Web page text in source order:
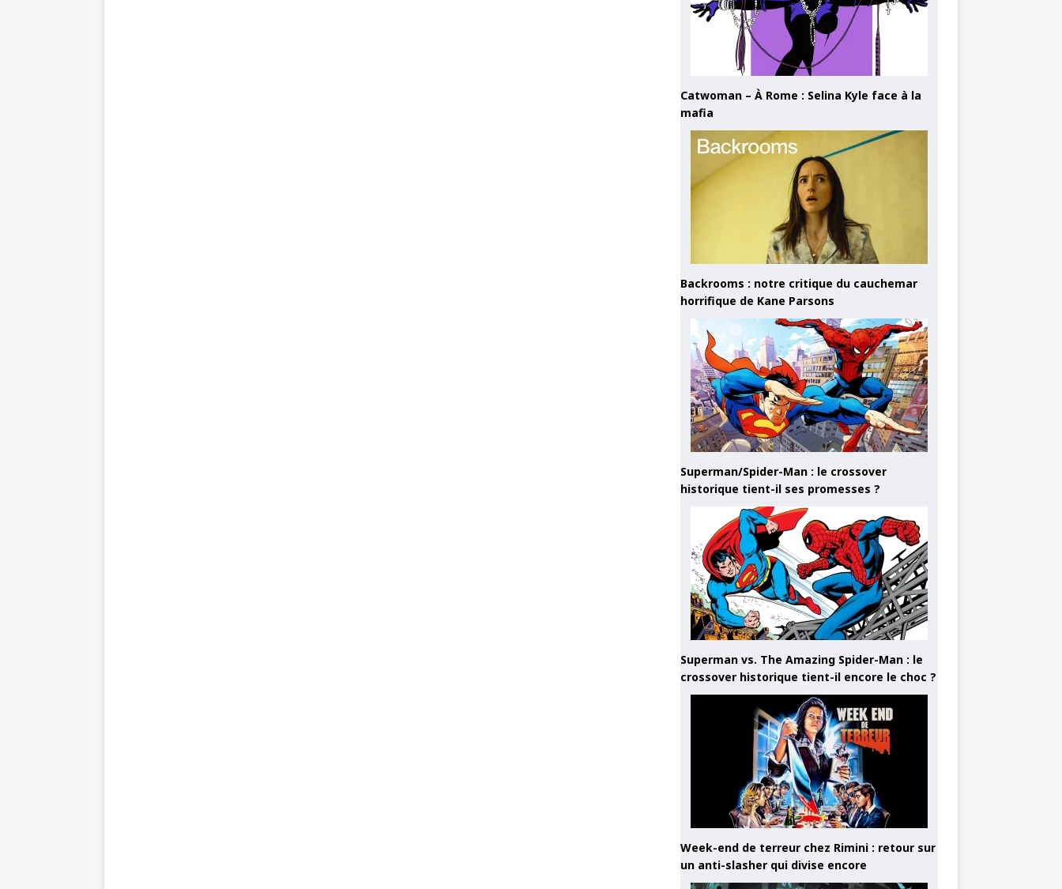
Catwoman – À Rome : Selina Kyle face à la
mafia
Backrooms : notre critique du cauchemar
horrifique de Kane Parsons
Superman/Spider-Man : le crossover
historique tient-il ses promesses ?
Superman vs. The Amazing Spider-Man : le
crossover historique tient-il encore le choc ?
Week-end de terreur chez Rimini : retour sur
un anti-slasher qui divise encore